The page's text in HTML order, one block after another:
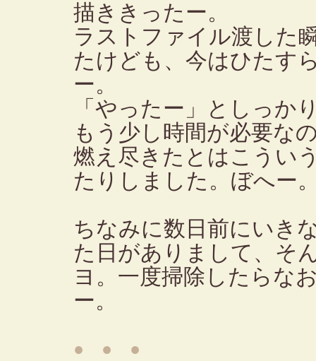
描ききったー。
ラストファイル渡した
たけども、今はひたす
ー。
「やったー」としっか
もう少し時間が必要な
燃え尽きたとはこうい
たりしました。ぼへー
ちなみに数日前にいき
た日がありまして、そ
ヨ。一度掃除したらな
ー。
● ● ●